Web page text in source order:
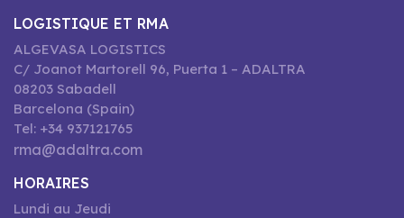
LOGISTIQUE ET RMA
ALGEVASA LOGISTICS
C/ Joanot Martorell 96, Puerta 1 – ADALTRA
08203 Sabadell
Barcelona (Spain)
Tel: +34 937121765
rma@adaltra.com
HORAIRES
Lundi au Jeudi